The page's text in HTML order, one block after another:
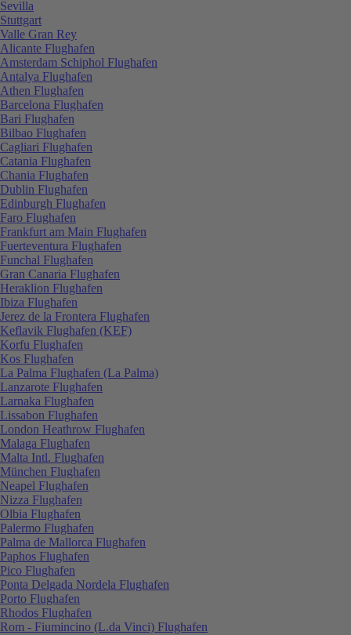
Sevilla
Stuttgart
Valle Gran Rey
Alicante Flughafen
Amsterdam Schiphol Flughafen
Antalya Flughafen
Athen Flughafen
Barcelona Flughafen
Bari Flughafen
Bilbao Flughafen
Cagliari Flughafen
Catania Flughafen
Chania Flughafen
Dublin Flughafen
Edinburgh Flughafen
Faro Flughafen
Frankfurt am Main Flughafen
Fuerteventura Flughafen
Funchal Flughafen
Gran Canaria Flughafen
Heraklion Flughafen
Ibiza Flughafen
Jerez de la Frontera Flughafen
Keflavik Flughafen (KEF)
Korfu Flughafen
Kos Flughafen
La Palma Flughafen (La Palma)
Lanzarote Flughafen
Larnaka Flughafen
Lissabon Flughafen
London Heathrow Flughafen
Malaga Flughafen
Malta Intl. Flughafen
München Flughafen
Neapel Flughafen
Nizza Flughafen
Olbia Flughafen
Palermo Flughafen
Palma de Mallorca Flughafen
Paphos Flughafen
Pico Flughafen
Ponta Delgada Nordela Flughafen
Porto Flughafen
Rhodos Flughafen
Rom - Fiumincino (L.da Vinci) Flughafen